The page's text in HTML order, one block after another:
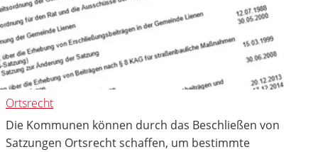
Ortsrecht
Die Kommunen können durch das Beschließen von
Satzungen Ortsrecht schaffen, um bestimmte